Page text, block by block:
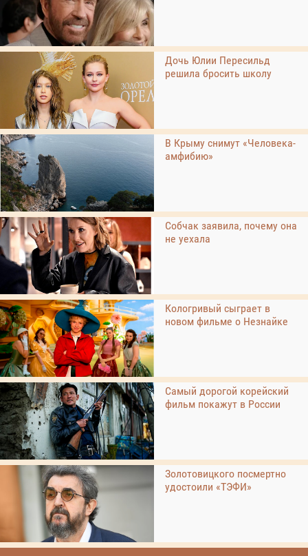
Дочь Юлии Пересильд
решила бросить школу
В Крыму снимут «Человека-
амфибию»
Собчак заявила, почему она
не уехала
Кологривый сыграет в
новом фильме о Незнайке
Самый дорогой корейский
фильм покажут в России
Золотовицкого посмертно
удостоили «ТЭФИ»